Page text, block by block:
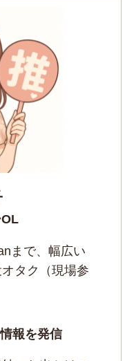
まで、幅広い
タク（現場参
報を発信